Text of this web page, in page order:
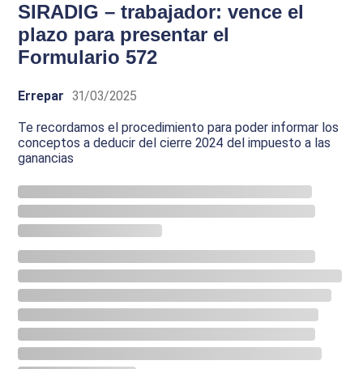
SIRADIG – trabajador: vence el
plazo para presentar el
Formulario 572
Errepar 31/03/2025
Te recordamos el procedimiento para poder informar los
conceptos a deducir del cierre 2024 del impuesto a las
ganancias